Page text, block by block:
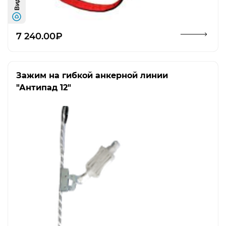
7 240.00₽
Зажим на гибкой анкерной линии
"Антипад 12"